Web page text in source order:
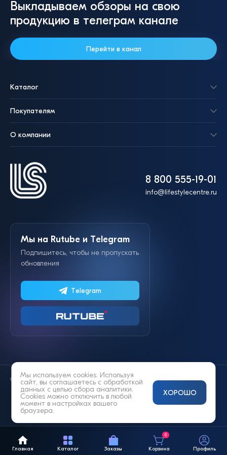
Главная Каталог Заказы
0
Корзина Профиль
Добавить в корзину
(Цветы)
190 ₽
Выкладываем обзоры на свою
продукцию в телеграм канале
Перейти в канал
8 800 555-19-01
info@lifestylecentre.ru
Каталог
Покупателям
О компании
Мы на Rutube и Telegram
Подпишитесь, чтобы не пропускать
обновления
Telegram
© 2014—2026 «Lifestyle»
Мы используем cookies. Используя
сайт, вы соглашаетесь с обработкой
данных с целью сбора аналитики.
Cookies можно отключить в любой
момент в настройках вашего
браузера.
ХОРОШО